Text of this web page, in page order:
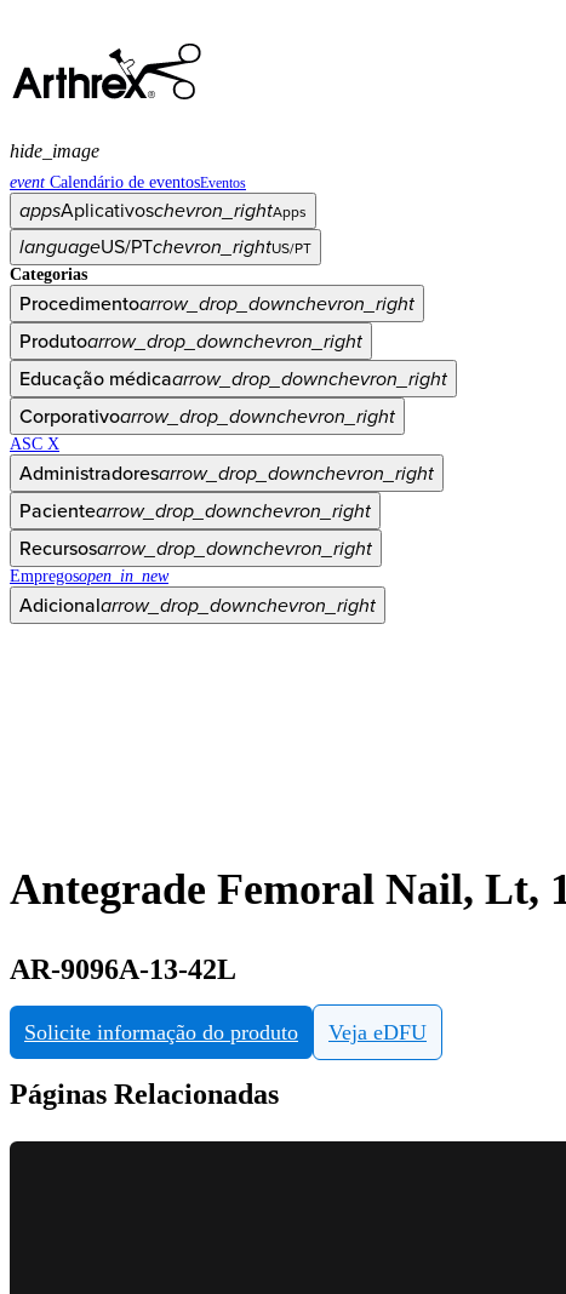
event Calendário de eventosEventos
appsAplicativoschevron_rightApps
languageUS/PTchevron_rightUS/PT
Categorias
Procedimentoarrow_drop_downchevron_right
Produtoarrow_drop_downchevron_right
Educação médicaarrow_drop_downchevron_right
Corporativoarrow_drop_downchevron_right
ASC X
Administradoresarrow_drop_downchevron_right
Pacientearrow_drop_downchevron_right
Recursosarrow_drop_downchevron_right
Empregosopen_in_new
Adicionalarrow_drop_downchevron_right
hide_image
Antegrade Femoral Nail, Lt,
AR-9096A-13-42L
Solicite informação do produto Veja eDFU
Páginas Relacionadas